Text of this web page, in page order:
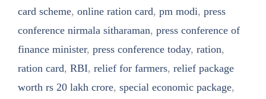
card scheme, online ration card, pm modi, press
conference nirmala sitharaman, press conference of
finance minister, press conference today, ration,
ration card, RBI, relief for farmers, relief package
worth rs 20 lakh crore, special economic package,